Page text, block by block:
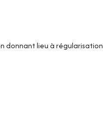
donnant lieu à régularisation